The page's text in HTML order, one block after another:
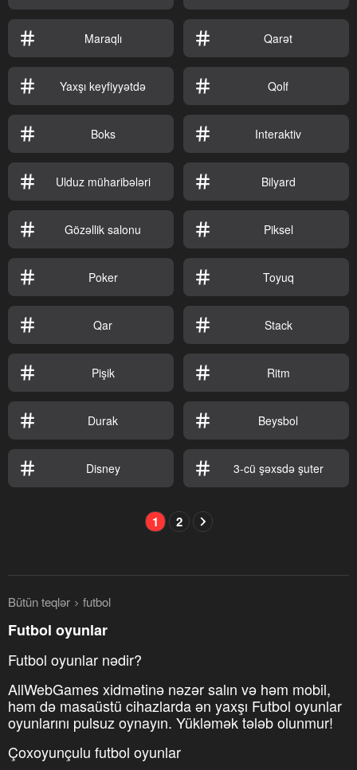
Maraqlı Qarət
Yaxşı keyfiyyətdə Qolf
Boks Interaktiv
Ulduz müharibələri Bilyard
Gözəllik salonu Piksel
Poker Toyuq
Qar Stack
Pişik Ritm
Durak Beysbol
Disney 3-cü şəxsdə şuter
1 2
Bütün teqlər futbol
Futbol oyunlar
Futbol oyunlar nədir?
AllWebGames xidmətinə nəzər salın və həm mobil,
həm də masaüstü cihazlarda ən yaxşı Futbol oyunlar
oyunlarını pulsuz oynayın. Yükləmək tələb olunmur!
Çoxoyunçulu futbol oyunlar